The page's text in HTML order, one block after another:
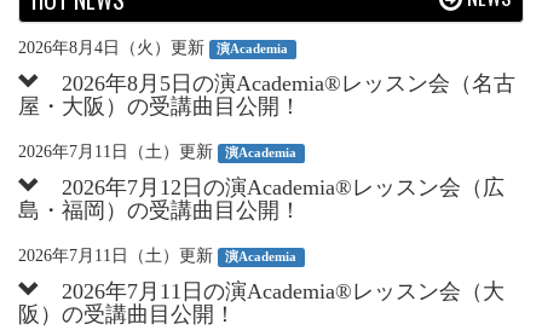
2026年8月4日（火）更新 演Academia
2026年8月5日の演Academia®︎レッスン会（名古
屋・大阪）の受講曲目公開！
2026年7月11日（土）更新 演Academia
2026年7月12日の演Academia®︎レッスン会（広
島・福岡）の受講曲目公開！
2026年7月11日（土）更新 演Academia
2026年7月11日の演Academia®︎レッスン会（大
阪）の受講曲目公開！